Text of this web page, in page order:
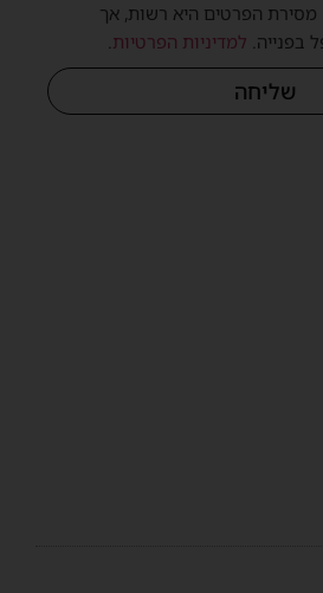
מסירת הפרטים היא רשות, אך
בפנייה. למדיניות הפרטיות.
שליחה